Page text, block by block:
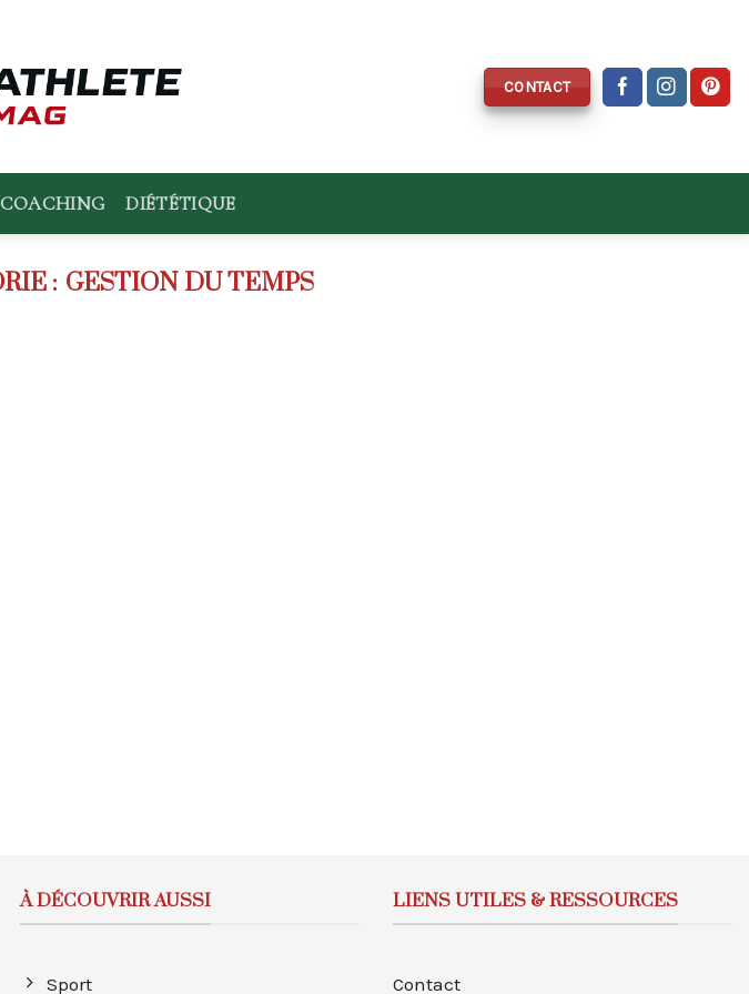
CONTACT
COACHING DIÉTÉTIQUE
GESTION DU TEMPS
À DÉCOUVRIR AUSSI
Sport
LIENS UTILES & RESSOURCES
Contact